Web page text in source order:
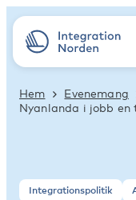
Hem
Evenemang
Nyanlanda i jobb
Integrationspolitik